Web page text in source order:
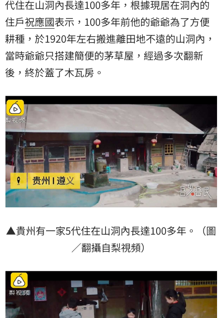
代住在山洞內長達100多年，根據現居在洞內的
住戶祝應國表示，100多年前他的爺爺為了方便
耕種，於1920年左右搬進離田地不遠的山洞內，
當時爺爺只搭建簡便的茅草屋，經過多次翻新
後，終於蓋了木瓦房。
▲貴州有一家5代住在山洞內長達100多年。（圖
／翻攝自梨視頻）